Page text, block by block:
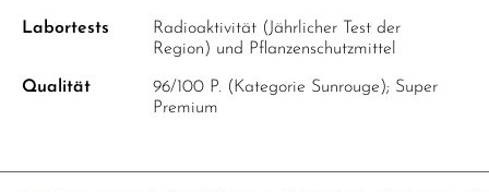
Labortests
Radioaktivität (Jährlicher Test der
Region) und Pflanzenschutzmittel
Qualität
96/100 P. (Kategorie Sunrouge); Super
Premium